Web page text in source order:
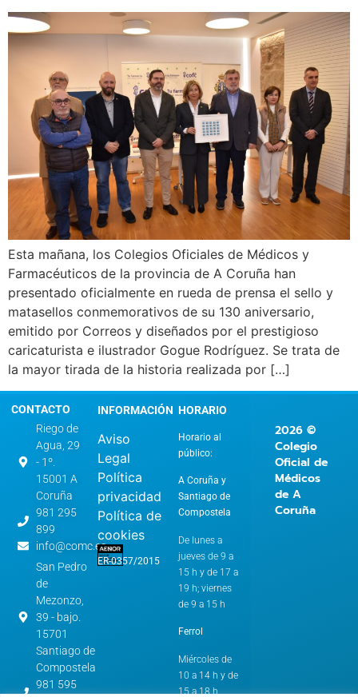
Esta mañana, los Colegios Oficiales de Médicos y
Farmacéuticos de la provincia de A Coruña han
presentado oficialmente en rueda de prensa el sello y
matasellos conmemorativos de su 130 aniversario,
emitido por Correos y diseñados por el prestigioso
caricaturista e ilustrador Gogue Rodríguez. Se trata de
la mayor tirada de la historia realizada por […]
CONTACTO
Riego de
Agua, 29
- 1º.
15001 A
Coruña
981 295
899
info@comc.es
San Pedro
de
Mezonzo,
39 - bajo.
15701
Santiago de
Compostela
981 595
INFORMACIÓN
Aviso
Legal
Política
privacidad
Política de
cookies
ER-0357/2015
HORARIO
Horario al
público:
A Coruña y
Santiago de
Compostela
De lunes a
jueves de 9 a
15 h y de 17 a
19 h; viernes
de 9 a 15 h
Ferrol
Miércoles de
10 a 14 h y de
15 a 18 h
2026 ©
Colegio
Oficial de
Médicos
de A
Coruña